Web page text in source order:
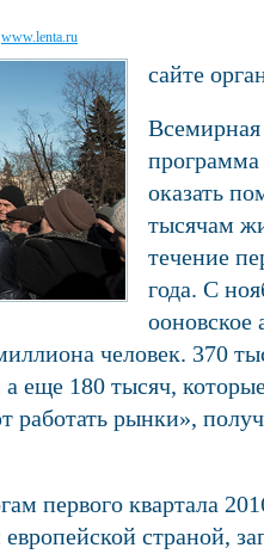
www.lenta.ru
сайте
Всемирная
оказать
тысячам
течение
года. С
ооновское
человек. 370
а еще 180 тысяч,
работать рынки»,
первого квартала
европейской страной,